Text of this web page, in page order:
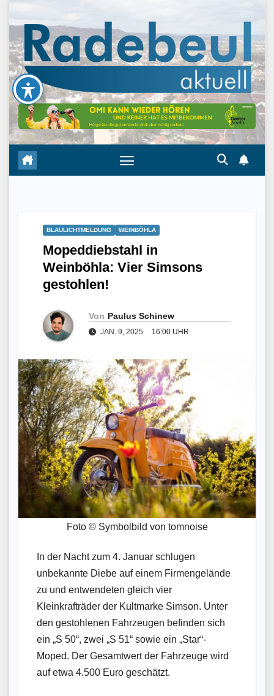
content
BLAULICHTMELDUNG WEINBÖHLA
Mopeddiebstahl in
Weinböhla: Vier Simsons
gestohlen!
Von Paulus Schinew
JAN. 9, 2025 16:00 UHR
Foto © Symbolbild von tomnoise
In der Nacht zum 4. Januar schlugen
unbekannte Diebe auf einem Firmengelände
zu und entwendeten gleich vier
Kleinkrafträder der Kultmarke Simson. Unter
den gestohlenen Fahrzeugen befinden sich
ein „S 50“, zwei „S 51“ sowie ein „Star“-
Moped. Der Gesamtwert der Fahrzeuge wird
auf etwa 4.500 Euro geschätzt.